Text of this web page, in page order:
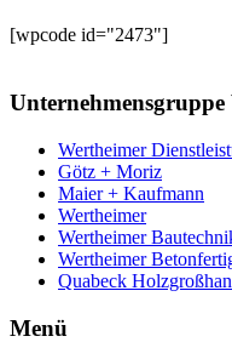
[wpcode id="2473"]
Wertheimer
Götz + Moriz
Maier + Kaufmann
Wertheimer
Wertheimer
Wertheimer
Quabeck
Menü